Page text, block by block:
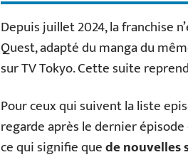
Depuis juillet 2024, la franchise
Quest, adapté du manga du
sur TV Tokyo. Cette suite
Pour ceux qui suivent la liste
regarde après le dernier
ce qui signifie quede nouvelles